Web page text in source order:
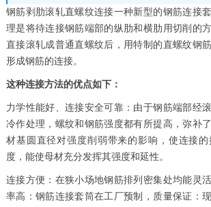
钢筋剥肋滚轧直螺纹连接一种新型的钢筋连接
理是将待连接钢筋端部的纵肋和横肋用切削的
直接滚轧成普通直螺纹后，用特制的直螺纹钢
形成钢筋的连接。
这种连接方法的优点如下：
力学性能好、连接安全可靠：由于钢筋端部经
冷作处理，螺纹和钢筋强度都有所提高，弥补
材基圆直径对强度削弱带来的影响，使连接
度，能使母材充分发挥其强度和延性。
连接方便：在狭小场地钢筋排列密集处均能灵
率高：钢筋连接套筒在工厂预制，质量保证：